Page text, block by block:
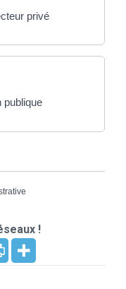
privé
publique
!